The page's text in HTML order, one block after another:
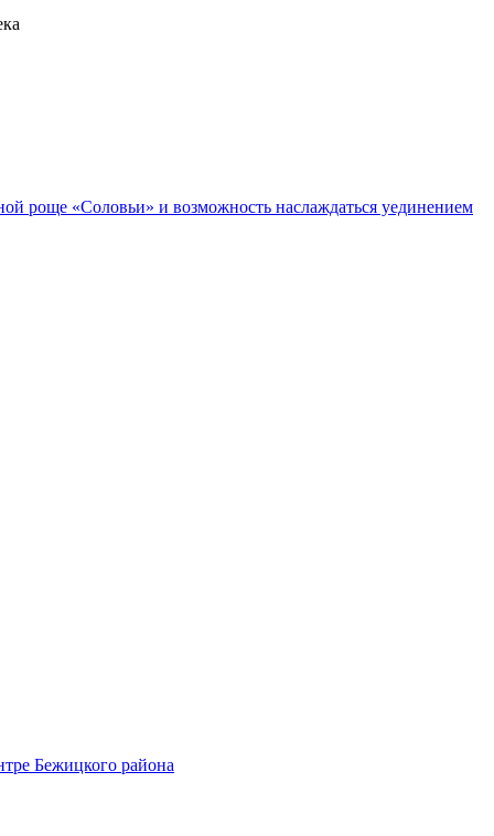
роще «Соловьи» и возможность наслаждаться уединением
Бежицкого района